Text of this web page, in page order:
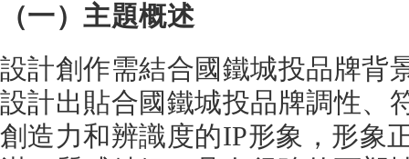
（一）主題概述
設計創作需結合國鐵城投品牌背
設計出貼合國鐵城投品牌調性、
創造力和辨識度的IP形象，形象